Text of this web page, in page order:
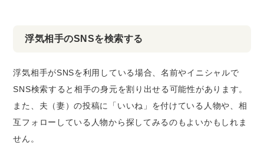
浮気相手のSNSを検索する
浮気相手がSNSを利用している場合、名前やイニシャルで
SNS検索すると相手の身元を割り出せる可能性があります。
また、夫（妻）の投稿に「いいね」を付けている人物や、相
互フォローしている人物から探してみるのもよいかもしれま
せん。